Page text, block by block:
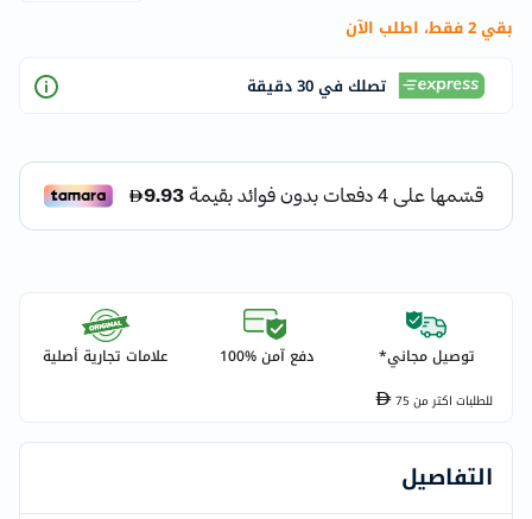
بقي 2 فقط، اطلب الآن
تصلك في 30 دقيقة
توصيل مجاني* دفع آمن %100 علامات تجارية أصلية
للطلبات اكتر من75
التفاصيل